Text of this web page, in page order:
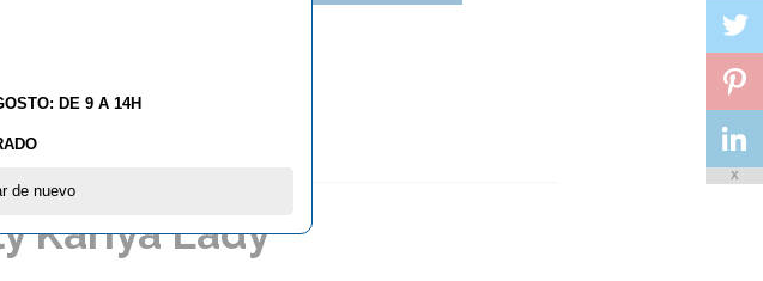
Kariya Lady
DE 9 A 14H
de nuevo
X